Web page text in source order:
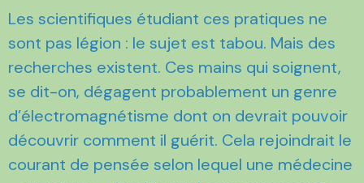
Les scientifiques étudiant ces pratiques ne
sont pas légion : le sujet est tabou. Mais des
recherches existent. Ces mains qui soignent,
se dit-on, dégagent probablement un genre
d’électromagnétisme dont on devrait pouvoir
découvrir comment il guérit. Cela rejoindrait le
courant de pensée selon lequel une médecine